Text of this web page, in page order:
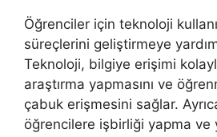
Öğrenciler için teknoloji
süreçlerini geliştirmeye
Teknoloji, bilgiye erişimi
araştırma yapmasını ve
çabuk erişmesini sağlar.
öğrencilere işbirliği yapma ve